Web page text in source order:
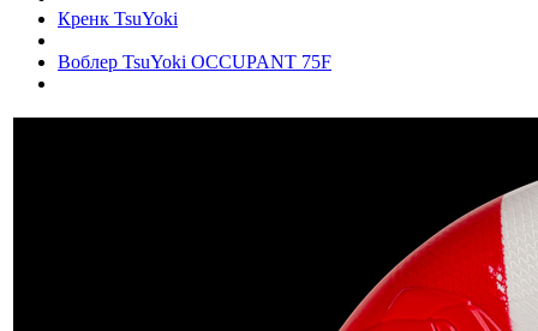
Кренк TsuYoki
Воблер TsuYoki OCCUPANT 75F